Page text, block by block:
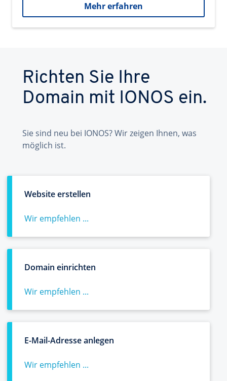
Mehr erfahren
Richten Sie Ihre
Domain mit IONOS ein.
Sie sind neu bei IONOS? Wir zeigen Ihnen, was
möglich ist.
Website erstellen
Wir empfehlen ...
Domain einrichten
Wir empfehlen ...
E-Mail-Adresse anlegen
Wir empfehlen ...